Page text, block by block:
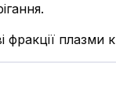
фракції плазми